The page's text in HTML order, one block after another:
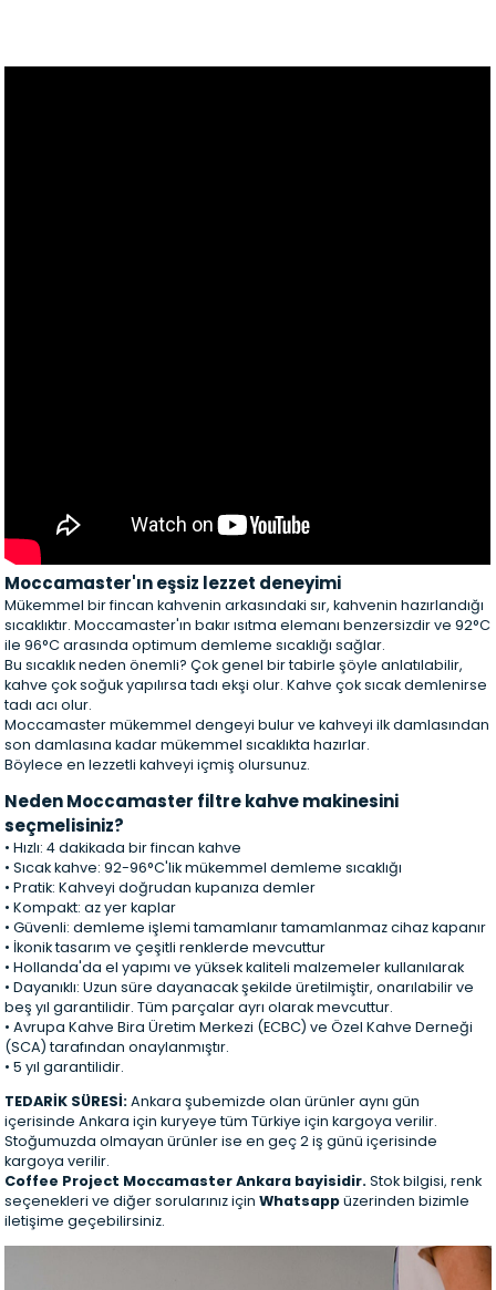
Moccamaster'ın eşsiz lezzet deneyimi
Mükemmel bir fincan kahvenin arkasındaki sır, kahvenin hazırlandığı
sıcaklıktır. Moccamaster'ın bakır ısıtma elemanı benzersizdir ve 92°C
ile 96°C arasında optimum demleme sıcaklığı sağlar.
Bu sıcaklık neden önemli? Çok genel bir tabirle şöyle anlatılabilir,
kahve çok soğuk yapılırsa tadı ekşi olur. Kahve çok sıcak demlenirse
tadı acı olur.
Moccamaster mükemmel dengeyi bulur ve kahveyi ilk damlasından
son damlasına kadar mükemmel sıcaklıkta hazırlar.
Böylece en lezzetli kahveyi içmiş olursunuz.
Neden Moccamaster filtre kahve makinesini
seçmelisiniz?
• Hızlı: 4 dakikada bir fincan kahve
• Sıcak kahve: 92-96°C'lik mükemmel demleme sıcaklığı
• Pratik: Kahveyi doğrudan kupanıza demler
• Kompakt: az yer kaplar
• Güvenli: demleme işlemi tamamlanır tamamlanmaz cihaz kapanır
• İkonik tasarım ve çeşitli renklerde mevcuttur
• Hollanda'da el yapımı ve yüksek kaliteli malzemeler kullanılarak
• Dayanıklı: Uzun süre dayanacak şekilde üretilmiştir, onarılabilir ve
beş yıl garantilidir. Tüm parçalar ayrı olarak mevcuttur.
• Avrupa Kahve Bira Üretim Merkezi (ECBC) ve Özel Kahve Derneği
(SCA) tarafından onaylanmıştır.
• 5 yıl garantilidir.
TEDARİK SÜRESİ:Ankara şubemizde olan ürünler aynı gün
içerisinde Ankara için kuryeye tüm Türkiye için kargoya verilir.
Stoğumuzda olmayan ürünler ise en geç 2 iş günü içerisinde
kargoya verilir.
Coffee Project Moccamaster Ankara bayisidir.Stok bilgisi, renk
seçenekleri ve diğer sorularınız içinWhatsappüzerinden bizimle
iletişime geçebilirsiniz.